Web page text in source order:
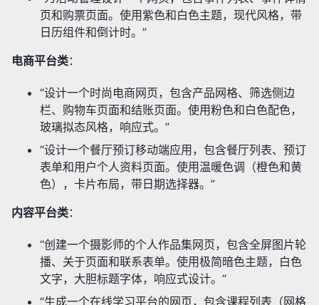
页和购票页面。使用紫色和白色主题，现代风格，带
日历组件和倒计时。”
电商平台类：
“设计一个时尚电商网页，包含产品网格、筛选侧边
栏、购物车页面和结账页面。使用粉色和白色配色，
玻璃拟态风格，响应式。”
“设计一个餐厅预订移动端应用，包含餐厅列表、预订
表单和用户个人资料页面。使用温暖色调（橙色和黄
色），卡片布局，带日期选择器。”
内容平台类：
“创建一个摄影师的个人作品集网页，包含全屏图片轮
播、关于页面和联系表单。使用极简暗色主题，白色
文字，大胆标题字体，响应式设计。”
“生成一个在线学习平台的网页，包含课程列表（网格